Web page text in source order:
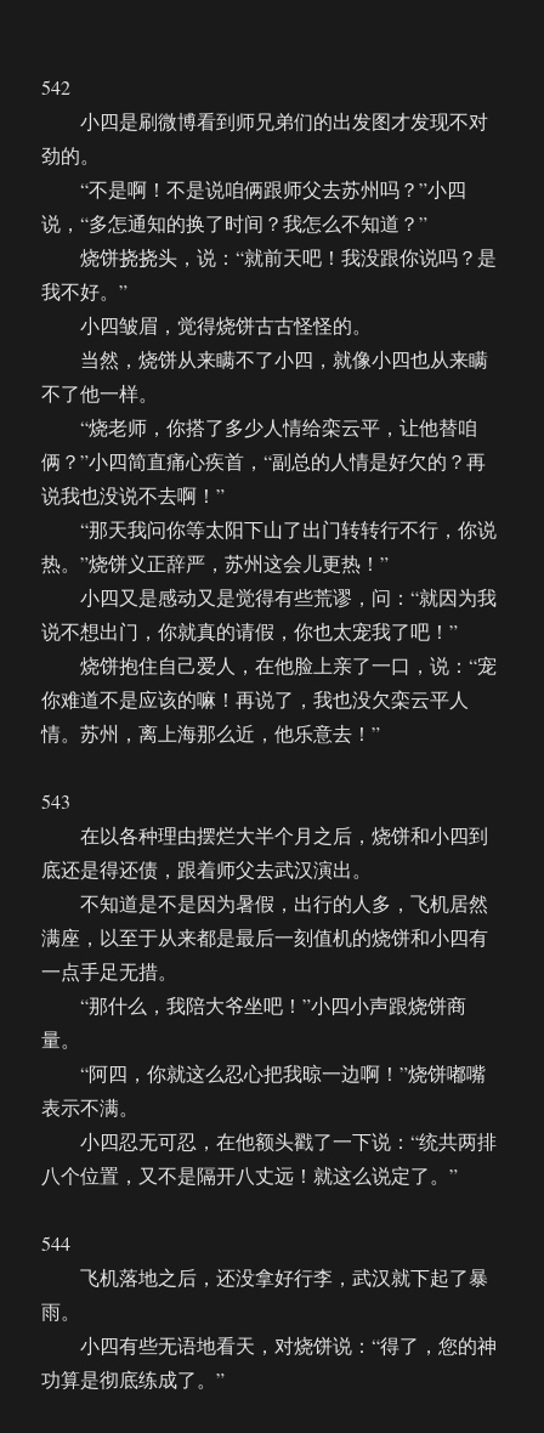
542
小四是刷微博看到师兄弟们的出发图才发现不对
劲的。
“不是啊！不是说咱俩跟师父去苏州吗？”小四
说，“多怎通知的换了时间？我怎么不知道？”
烧饼挠挠头，说：“就前天吧！我没跟你说吗？是
我不好。”
小四皱眉，觉得烧饼古古怪怪的。
当然，烧饼从来瞒不了小四，就像小四也从来瞒
不了他一样。
“烧老师，你搭了多少人情给栾云平，让他替咱
俩？”小四简直痛心疾首，“副总的人情是好欠的？再
说我也没说不去啊！”
“那天我问你等太阳下山了出门转转行不行，你说
热。”烧饼义正辞严，苏州这会儿更热！”
小四又是感动又是觉得有些荒谬，问：“就因为我
说不想出门，你就真的请假，你也太宠我了吧！”
烧饼抱住自己爱人，在他脸上亲了一口，说：“宠
你难道不是应该的嘛！再说了，我也没欠栾云平人
情。苏州，离上海那么近，他乐意去！”
543
在以各种理由摆烂大半个月之后，烧饼和小四到
底还是得还债，跟着师父去武汉演出。
不知道是不是因为暑假，出行的人多，飞机居然
满座，以至于从来都是最后一刻值机的烧饼和小四有
一点手足无措。
“那什么，我陪大爷坐吧！”小四小声跟烧饼商
量。
“阿四，你就这么忍心把我晾一边啊！”烧饼嘟嘴
表示不满。
小四忍无可忍，在他额头戳了一下说：“统共两排
八个位置，又不是隔开八丈远！就这么说定了。”
544
飞机落地之后，还没拿好行李，武汉就下起了暴
雨。
小四有些无语地看天，对烧饼说：“得了，您的神
功算是彻底练成了。”